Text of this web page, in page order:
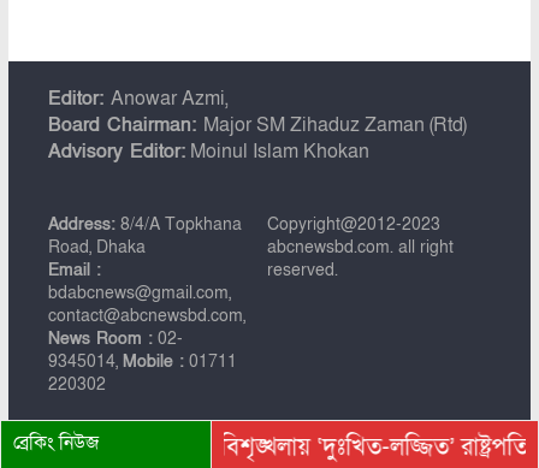
Editor: Anowar Azmi,
Board Chairman: Major SM Zihaduz Zaman (Rtd)
Advisory Editor:Moinul Islam Khokan
Address:8/4/A Topkhana
Road, Dhaka
Email :
bdabcnews@gmail.com,
contact@abcnewsbd.com,
News Room :02-
9345014, Mobile :01711
220302
Copyright@2012-2023
abcnewsbd.com. all right
reserved.
ব্রেকিং নিউজ
অনুষ্ঠানে হট্টগোল-বিশৃঙ্খলায় ‘দুঃখিত-লজ্জিত’ রাষ্ট্রপতি